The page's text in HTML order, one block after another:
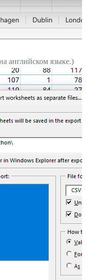
английском языке.)